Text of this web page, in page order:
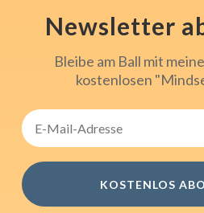
Newsletter
Bleibe am Ball mit
kostenlosen
KOSTENLOS